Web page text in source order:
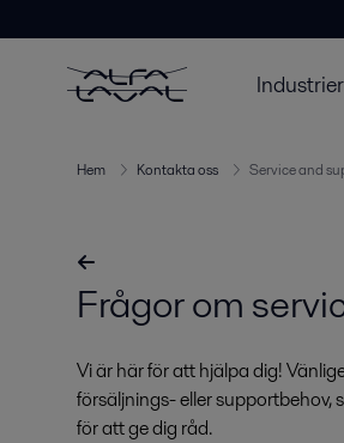
Industrier
Hem Kontakta oss Service and
Frågor om
Vi är här för att hjälpa dig!
försäljnings- eller
för att ge dig råd.